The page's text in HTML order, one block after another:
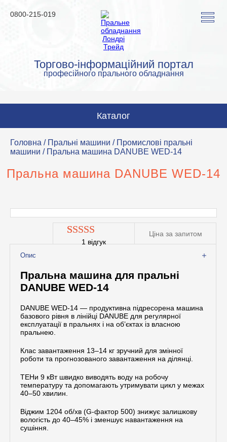
Торгово-інформаційний портал
професійного прального обладнання
0800-215-019
Каталог
Пральні машини
Сушильні машини
Прасувальні машини
Аквачистка та хімчистка
Допоміжне обладнання
Професійна хімія
Головна / Пральні машини / Промислові пральні
машини / Пральна машина DANUBE WED-14
Пральна машина DANUBE WED-14
Рейтинг5з
опитування
1
покупця
1 відгук
Ціна за запитом
Опис
Пральна машина для пральні
DANUBE WED-14
DANUBE WED-14 — продуктивна підресорена машина
базового рівня в лінійці DANUBE для регулярної
експлуатації в пральнях і на об’єктах із власною
пральнею.
Клас завантаження 13–14 кг зручний для змінної
роботи та прогнозованого завантаження на ділянці.
ТЕНи 9 кВт швидко виводять воду на робочу
температуру та допомагають утримувати цикл у межах
40–50 хвилин.
Віджим 1204 об/хв (G-фактор 500) знижує залишкову
вологість до 40–45% і зменшує навантаження на
сушіння.